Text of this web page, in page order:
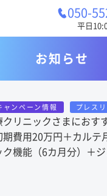
050-
平日
お知らせ
ャンペーン情報 プレス
リニックさまにおす
期費用20万円＋カルテ
機能（6カ月分）＋ジ